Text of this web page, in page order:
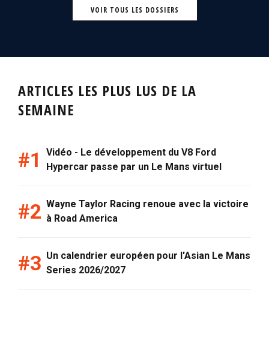
VOIR TOUS LES DOSSIERS
ARTICLES LES PLUS LUS DE LA
SEMAINE
Vidéo - Le développement du V8 Ford
Hypercar passe par un Le Mans virtuel
Wayne Taylor Racing renoue avec la victoire
à Road America
Un calendrier européen pour l'Asian Le Mans
Series 2026/2027